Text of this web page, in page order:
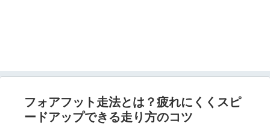
フォアフット走法とは？疲れにくくスピ
ードアップできる走り方のコツ